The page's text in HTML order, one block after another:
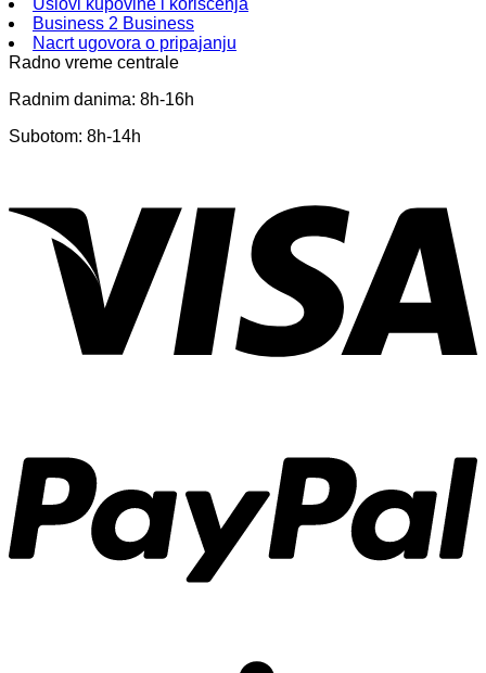
Uslovi kupovine i korišćenja
Business 2 Business
Nacrt ugovora o pripajanju
Radno vreme centrale
Radnim danima: 8h-16h
Subotom: 8h-14h